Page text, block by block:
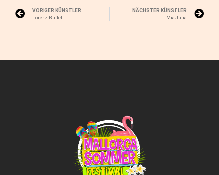
VORIGER KÜNSTLER
Lorenz Büffel
NÄCHSTER KÜNSTLER
Mia Julia